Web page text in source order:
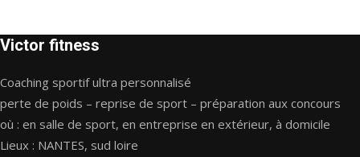
Victor fitness
Coaching sportif ultra personnalisé
perte de poids – reprise de sport – préparation aux concours
où : en salle de sport, en entreprise en extérieur, à domicile
Lieux : NANTES, sud loire